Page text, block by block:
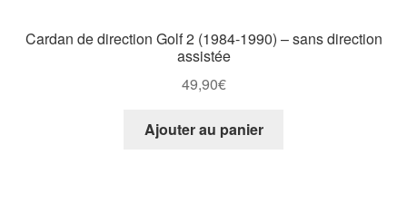
Cardan de direction Golf 2 (1984-1990) – sans direction
assistée
49,90€
Ajouter au panier